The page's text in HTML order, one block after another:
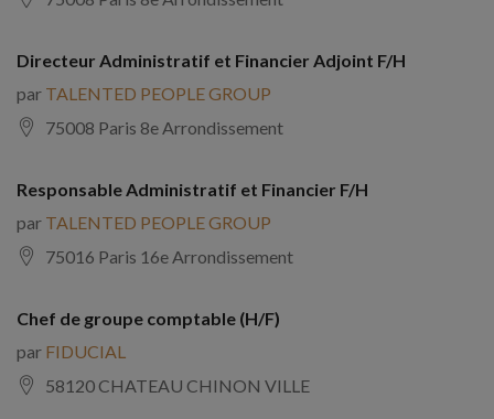
Directeur Administratif et Financier Adjoint F/H
par TALENTED PEOPLE GROUP
75008 Paris 8e Arrondissement
Responsable Administratif et Financier F/H
par TALENTED PEOPLE GROUP
75016 Paris 16e Arrondissement
Chef de groupe comptable (H/F)
par FIDUCIAL
58120 CHATEAU CHINON VILLE